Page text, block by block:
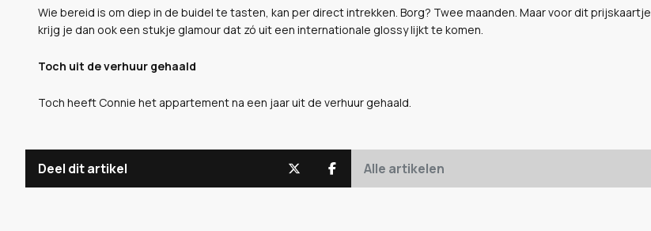
Wie bereid is om diep in de buidel te tasten, kan per direct intrekken. Borg? Twee maanden. Maar voor dit prijskaartje
krijg je dan ook een stukje glamour dat zó uit een internationale glossy lijkt te komen.
Toch uit de verhuur gehaald
Toch heeft Connie het appartement na een jaar uit de verhuur gehaald.
Deel dit artikel Alle artikelen